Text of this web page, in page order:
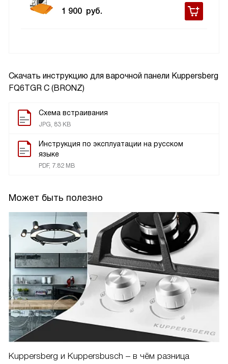
Скачать инструкцию для варочной панели Kuppersberg
FQ6TGR C (BRONZ)
Схема встраивания
JPG, 83 KB
Инструкция по эксплуатации на русском
языке
PDF, 7.82 MB
Может быть полезно
Kuppersberg и Kuppersbusch – в чём разница
1 900 руб.